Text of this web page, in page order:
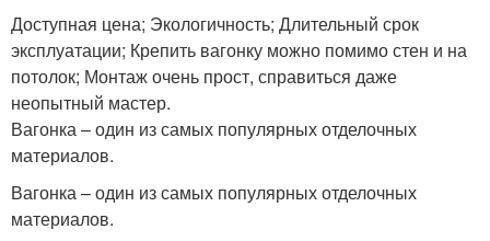
Доступная цена; Экологичность; Длительный срок
эксплуатации; Крепить вагонку можно помимо стен и на
потолок; Монтаж очень прост, справиться даже
неопытный мастер.
Вагонка – один из самых популярных отделочных
материалов.
Вагонка – один из самых популярных отделочных
материалов.